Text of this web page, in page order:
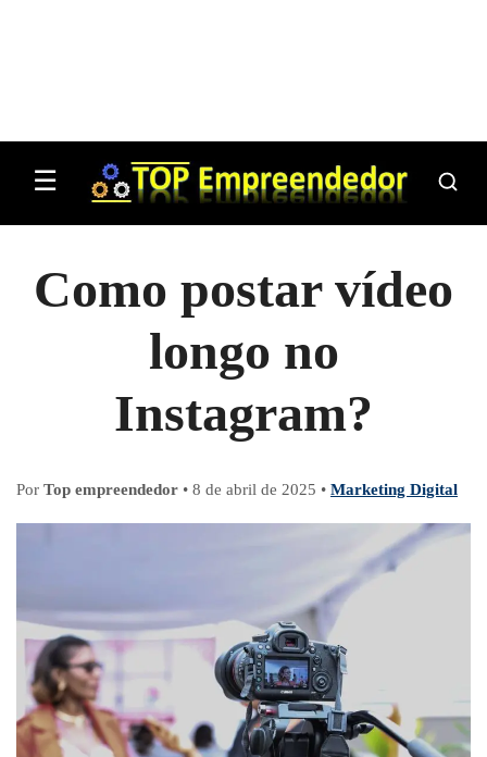
☰
Como postar vídeo
longo no
Instagram?
Por Top empreendedor • 8 de abril de 2025 • Marketing Digital